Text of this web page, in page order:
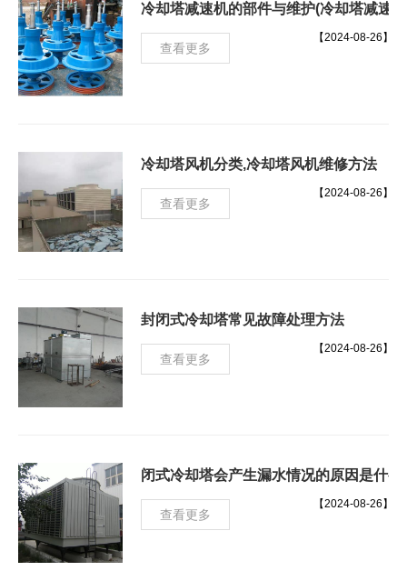
冷却塔减速机的部件与维护(冷却塔减速
【2024-08-26】
查看更多
冷却塔风机分类,冷却塔风机维修方法
【2024-08-26】
查看更多
封闭式冷却塔常见故障处理方法
【2024-08-26】
查看更多
闭式冷却塔会产生漏水情况的原因是什么
【2024-08-26】
查看更多